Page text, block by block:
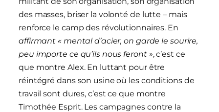
des masses, briser la volonté de lutte – mais
renforce le camp des révolutionnaires. En
affirmant « mental d’acier, on garde le sourire,
peu importe ce qu’ils nous feront », c’est ce
que montre Alex. En luttant pour être
réintégré dans son usine où les conditions de
travail sont dures, c’est ce que montre
Timothée Esprit. Les campagnes contre la